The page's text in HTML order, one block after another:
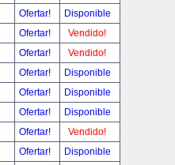
Ofertar!
Disponible
Ofertar!
Vendido!
Ofertar!
Vendido!
Ofertar!
Disponible
Ofertar!
Disponible
Ofertar!
Disponible
Ofertar!
Vendido!
Ofertar!
Disponible